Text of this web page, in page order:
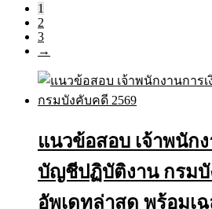
1
2
3
→
แนวข้อสอบ เจ้าพนัก
บัญชีปฏิบัติงาน กรมบั
อัพเดทล่าสุด พร้อมเ